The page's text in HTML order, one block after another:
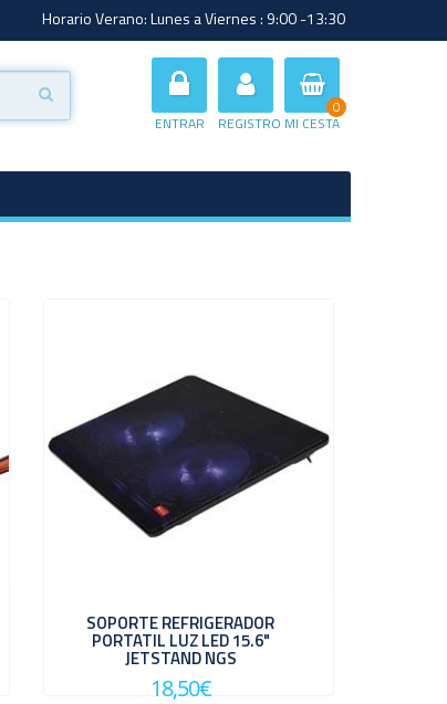
Horario Verano: Lunes a Viernes : 9:00 -13:30
ENTRAR REGISTRO MI CESTA
0
SOPORTE REFRIGERADOR
PORTATIL LUZ LED 15.6"
JETSTAND NGS
18,50€